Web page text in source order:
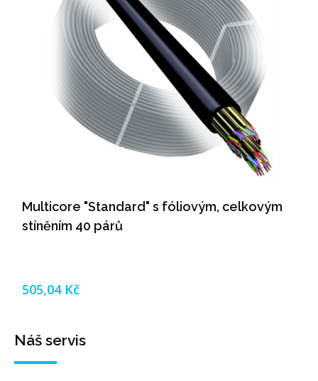
Multicore "Standard" s fóliovým, celkovým
stíněním 40 párů
505,04 Kč
Náš servis